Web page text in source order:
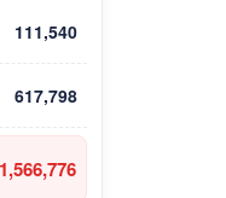
111,540
617,798
1,566,776